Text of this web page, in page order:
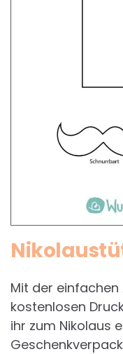
Mit der
kostenlosen
ihr zum Nikolaus